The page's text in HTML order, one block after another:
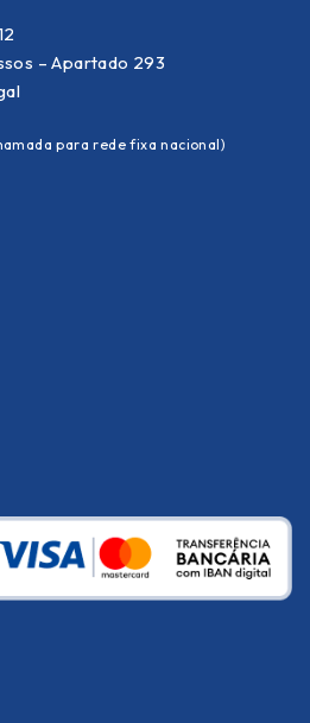
– Apartado 293
para rede fixa nacional)